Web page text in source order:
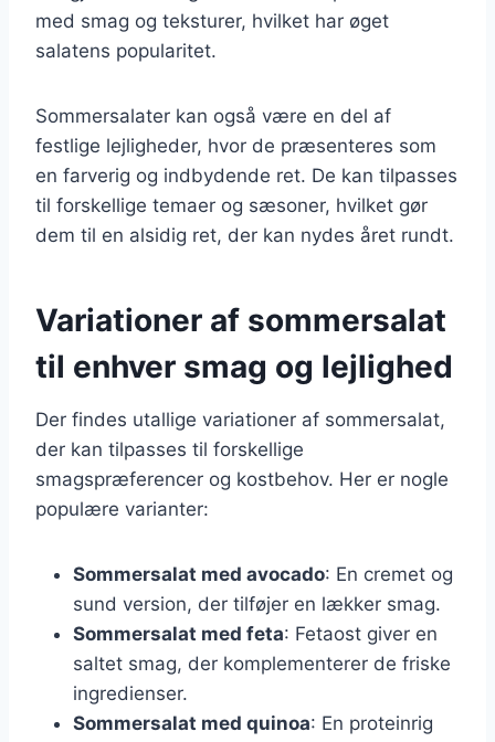
med smag og teksturer, hvilket har øget
salatens popularitet.
Sommersalater kan også være en del af
festlige lejligheder, hvor de præsenteres som
en farverig og indbydende ret. De kan tilpasses
til forskellige temaer og sæsoner, hvilket gør
dem til en alsidig ret, der kan nydes året rundt.
Variationer af sommersalat
til enhver smag og lejlighed
Der findes utallige variationer af sommersalat,
der kan tilpasses til forskellige
smagspræferencer og kostbehov. Her er nogle
populære varianter:
Sommersalat med avocado: En cremet og
sund version, der tilføjer en lækker smag.
Sommersalat med feta: Fetaost giver en
saltet smag, der komplementerer de friske
ingredienser.
Sommersalat med quinoa: En proteinrig